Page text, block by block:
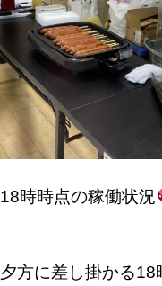
18時時点の稼働状況
夕方に差し掛かる